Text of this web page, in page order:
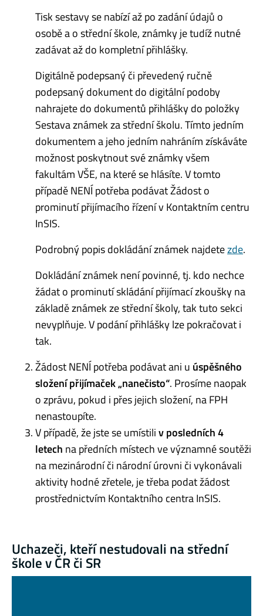
Tisk sestavy se nabízí až po zadání údajů o
osobě a o střední škole, známky je tudíž nutné
zadávat až do kompletní přihlášky.
Digitálně podepsaný či převedený ručně
podepsaný dokument do digitální podoby
nahrajete do dokumentů přihlášky do položky
Sestava známek za střední školu. Tímto jedním
dokumentem a jeho jedním nahráním získáváte
možnost poskytnout své známky všem
fakultám VŠE, na které se hlásíte. V tomto
případě NENÍ potřeba podávat Žádost o
prominutí přijímacího řízení v Kontaktním centru
InSIS.
Podrobný popis dokládání známek najdetezde.
Dokládání známek není povinné, tj. kdo nechce
žádat o prominutí skládání přijímací zkoušky na
základě známek ze střední školy, tak tuto sekci
nevyplňuje. V podání přihlášky lze pokračovat i
tak.
Žádost NENÍ potřeba podávat ani u úspěšného
složení přijímaček „nanečisto“. Prosíme naopak
o zprávu, pokud i přes jejich složení, na FPH
nenastoupíte.
V případě, že jste se umístiliv posledních 4
letech na předních místech ve významné soutěži
na mezinárodní či národní úrovni či vykonávali
aktivity hodné zřetele, je třeba podat žádost
prostřednictvím Kontaktního centra InSIS.
Uchazeči, kteří nestudovali na střední
škole v ČR či SR